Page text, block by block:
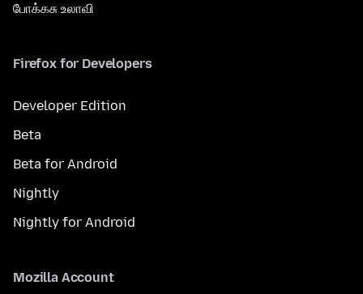
போக்கசு உலாவி
Firefox for Developers
Developer Edition
Beta
Beta for Android
Nightly
Nightly for Android
Mozilla Account